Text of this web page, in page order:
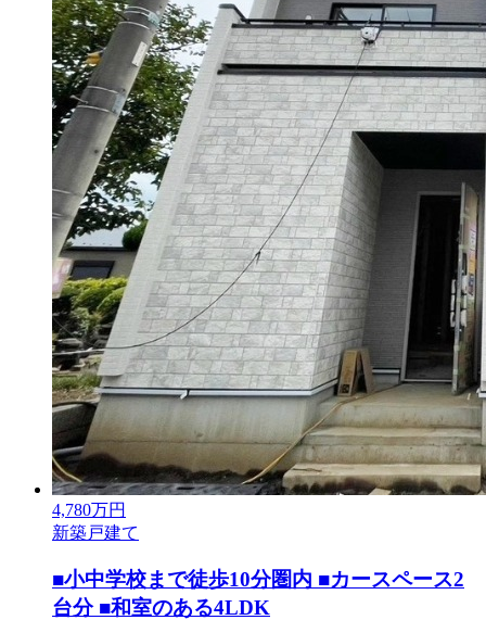
4,780万円
新築戸建て
■小中学校まで徒歩10分圏内 ■カースペース2
台分 ■和室のある4LDK